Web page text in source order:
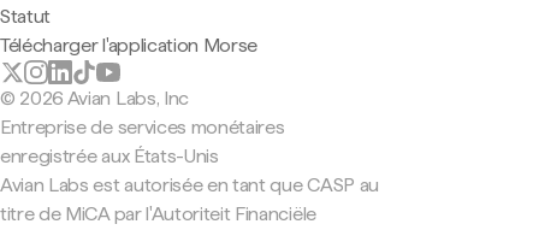
Statut
Télécharger l'application Morse
© 2026 Avian Labs, Inc
Entreprise de services monétaires
enregistrée aux États-Unis
Avian Labs est autorisée en tant que CASP au
titre de MiCA par l'Autoriteit Financiële